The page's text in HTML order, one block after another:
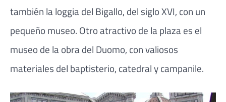
también la loggia del Bigallo, del siglo XVI, con un
pequeño museo. Otro atractivo de la plaza es el
museo de la obra del Duomo, con valiosos
materiales del baptisterio, catedral y campanile.